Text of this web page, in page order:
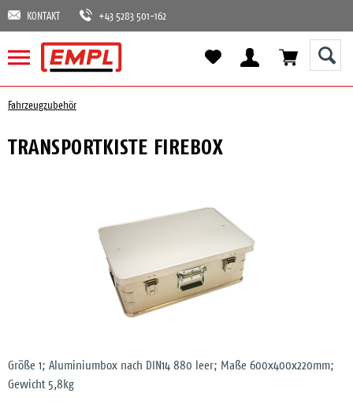
KONTAKT +43 5283 501-162
Fahrzeugzubehör
TRANSPORTKISTE FIREBOX
Größe 1; Aluminiumbox nach DIN14 880 leer; Maße 600x400x220mm;
Gewicht 5,8kg